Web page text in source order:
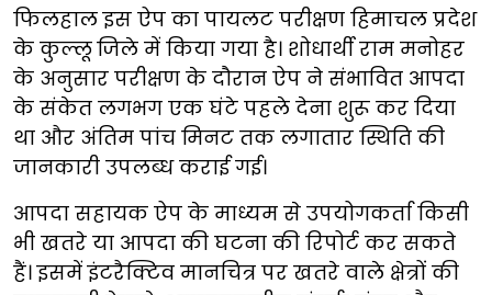
फिलहाल इस ऐप का पायलट परीक्षण हिमाचल प्रदेश
के कुल्लू जिले में किया गया है। शोधार्थी राम मनोहर
के अनुसार परीक्षण के दौरान ऐप ने संभावित आपदा
के संकेत लगभग एक घंटे पहले देना शुरू कर दिया
था और अंतिम पांच मिनट तक लगातार स्थिति की
जानकारी उपलब्ध कराई गई।
आपदा सहायक ऐप के माध्यम से उपयोगकर्ता किसी
भी खतरे या आपदा की घटना की रिपोर्ट कर सकते
हैं। इसमें इंटरैक्टिव मानचित्र पर खतरे वाले क्षेत्रों की